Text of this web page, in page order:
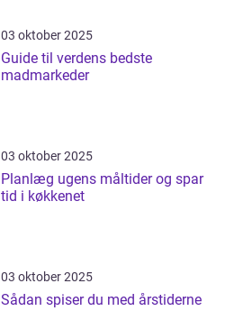
03 oktober 2025
Guide til verdens bedste
madmarkeder
03 oktober 2025
Planlæg ugens måltider og spar
tid i køkkenet
03 oktober 2025
Sådan spiser du med årstiderne